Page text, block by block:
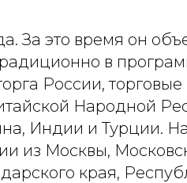
За это время он
в
России, торговые
Народной
Индии и Турции.
из Москвы,
края,